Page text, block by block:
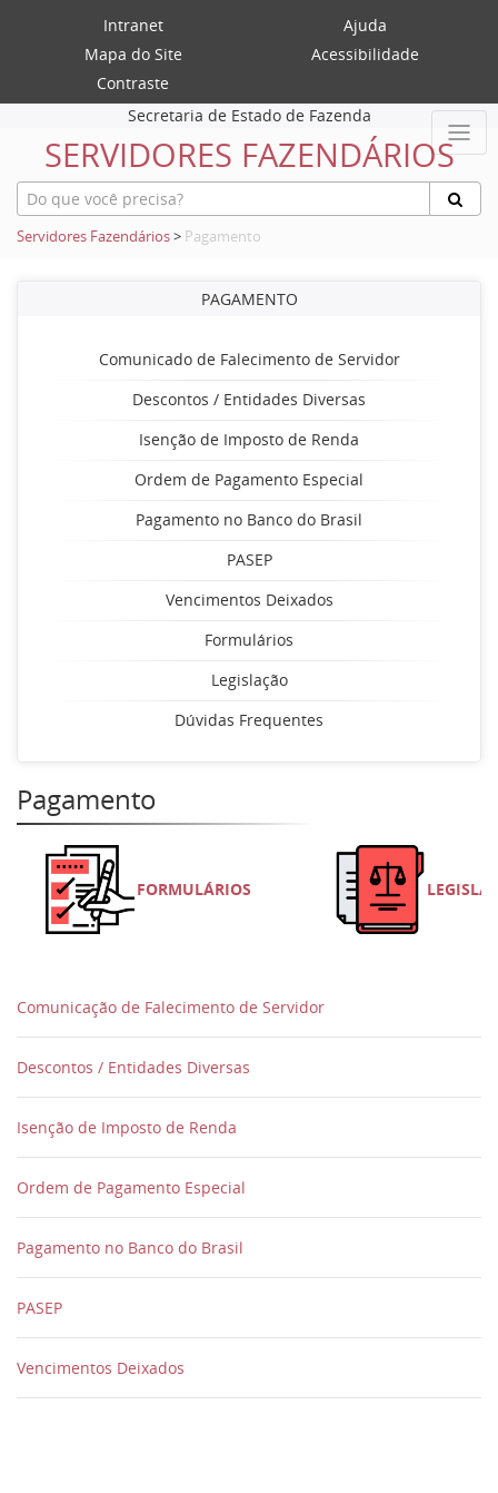
Intranet
Ajuda
Mapa do Site
Acessibilidade
Contraste
Secretaria de Estado de Fazenda
SERVIDORES FAZENDÁRIOS
Servidores Fazendários> Pagamento
PAGAMENTO
Comunicado de Falecimento de Servidor
Descontos / Entidades Diversas
Isenção de Imposto de Renda
Ordem de Pagamento Especial
Pagamento no Banco do Brasil
PASEP
Vencimentos Deixados
Formulários
Legislação
Dúvidas Frequentes
Pagamento
FORMULÁRIOS
Comunicação de Falecimento de Servidor
Descontos / Entidades Diversas
Isenção de Imposto de Renda
Ordem de Pagamento Especial
Pagamento no Banco do Brasil
PASEP
Vencimentos Deixados